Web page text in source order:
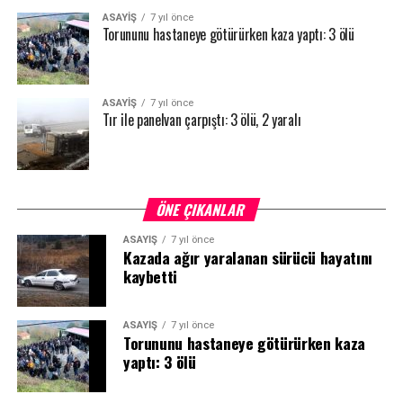
ASAYİŞ 7 yıl önce
Torununu hastaneye götürürken kaza yaptı: 3 ölü
ASAYİŞ 7 yıl önce
Tır ile panelvan çarpıştı: 3 ölü, 2 yaralı
ÖNE ÇIKANLAR
ASAYİŞ 7 yıl önce
Kazada ağır yaralanan sürücü hayatını
kaybetti
ASAYİŞ 7 yıl önce
Torununu hastaneye götürürken kaza
yaptı: 3 ölü